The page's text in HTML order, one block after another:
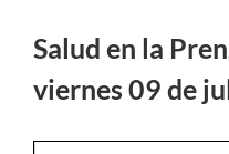
Salud en la
viernes 09 de